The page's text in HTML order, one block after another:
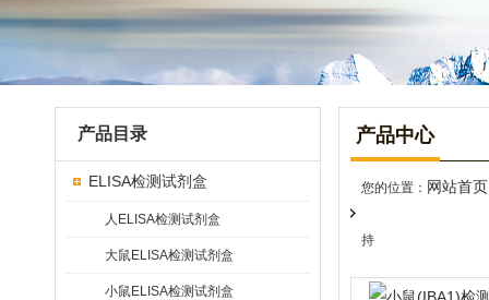
产品目录
ELISA检测试剂盒
人ELISA检测试剂盒
大鼠ELISA检测试剂盒
小鼠ELISA检测试剂盒
产品中心
您的位置： 网站首页
持